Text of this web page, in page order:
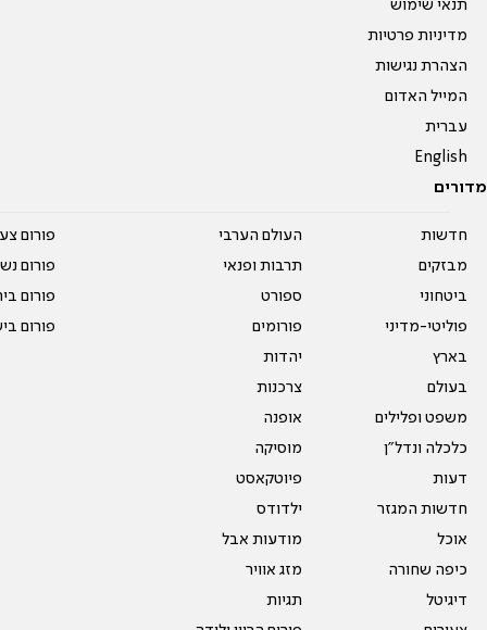
תנאי שימוש
מדיניות פרטיות
הצהרת נגישות
המייל האדום
עברית
English
מדורים
חדשות
מבזקים
ביטחוני
פוליטי-מדיני
בארץ
בעולם
משפט ופלילים
כלכלה ונדל"ן
דעות
חדשות המגזר
אוכל
כיפה שחורה
דיגיטל
העולם הערבי
תרבות ופנאי
ספורט
פורומים
יהדות
צרכנות
אופנה
מוסיקה
פיוטקאסט
ילדודס
מודעות אבל
מזג אוויר
תגיות
פורום
פורום
פורום
פורום